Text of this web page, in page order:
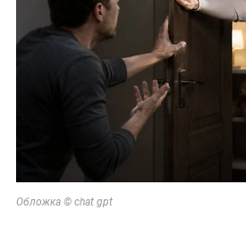
Обложка © chat gpt